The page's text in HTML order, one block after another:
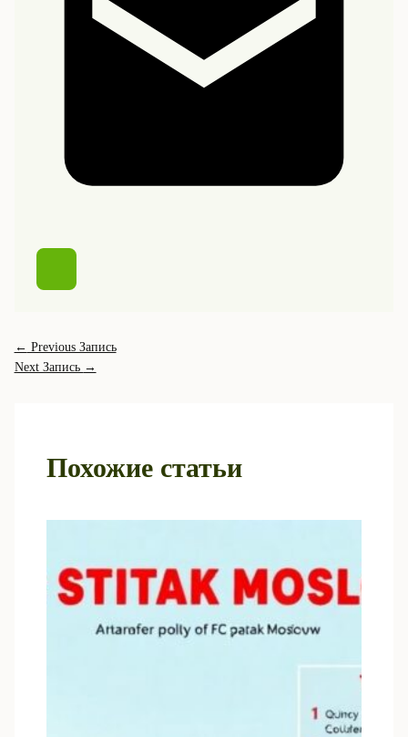
← Previous Запись
Next Запись →
Похожие статьи